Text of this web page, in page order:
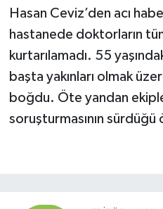
Hasan Ceviz’den acı
hastanede doktorların
kurtarılamadı. 55
başta yakınları olmak
boğdu. Öte yandan
soruşturmasının